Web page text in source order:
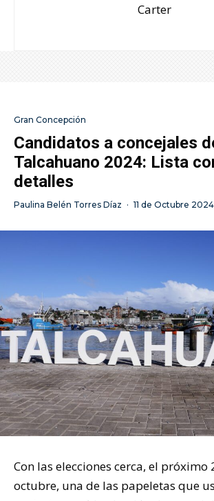
Carter
Gran Concepción
Candidatos a concejales
Talcahuano 2024: Lista
detalles
Paulina Belén Torres Díaz · 11 de Octubre 2024
Con las elecciones cerca, el próximo
octubre, una de las papeletas que